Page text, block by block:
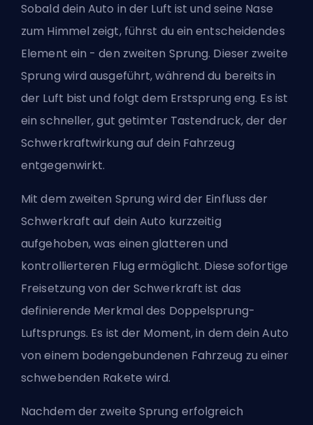
Sobald dein Auto in der Luft ist und seine Nase
zum Himmel zeigt, führst du ein entscheidendes
Element ein - den zweiten Sprung. Dieser zweite
Sprung wird ausgeführt, während du bereits in
der Luft bist und folgt dem Erstsprung eng. Es ist
ein schneller, gut getimter Tastendruck, der der
Schwerkraftwirkung auf dein Fahrzeug
entgegenwirkt.
Mit dem zweiten Sprung wird der Einfluss der
Schwerkraft auf dein Auto kurzzeitig
aufgehoben, was einen glatteren und
kontrollierteren Flug ermöglicht. Diese sofortige
Freisetzung von der Schwerkraft ist das
definierende Merkmal des Doppelsprung-
Luftsprungs. Es ist der Moment, in dem dein Auto
von einem bodengebundenen Fahrzeug zu einer
schwebenden Rakete wird.
Nachdem der zweite Sprung erfolgreich